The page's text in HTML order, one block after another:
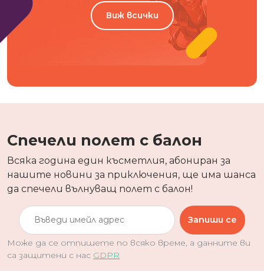
Виж всички
Спечели полет с балон
Всяка година един късметлия, абониран за
нашите новини за приключения, ще има шанса
да спечели вълнуващ полет с балон!
Запиши се
Може да се отпишете по всяко време, а данните ви
са защитени с нас GDPR